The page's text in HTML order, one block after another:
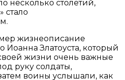
несколько столетий,
стало
жизнеописание
Иоанна Златоуста, который
жизни очень важные
руку солдаты,
воины услышали, как